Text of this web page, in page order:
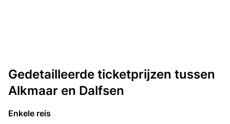
Gedetailleerde ticketprijzen tussen
Alkmaar en Dalfsen
Enkele reis